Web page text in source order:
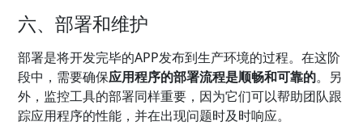
六、部署和维护
部署是将开发完毕的APP发布到生产环境的过程。在这阶
段中，需要确保应用程序的部署流程是顺畅和可靠的。另
外，监控工具的部署同样重要，因为它们可以帮助团队跟
踪应用程序的性能，并在出现问题时及时响应。